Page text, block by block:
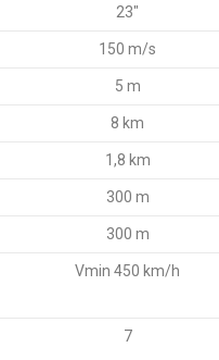
23″
150 m/s
5 m
8 km
1,8 km
300 m
300 m
Vmin 450 km/h
7